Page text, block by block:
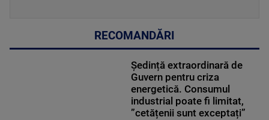
RECOMANDĂRI
Ședință extraordinară de
Guvern pentru criza
energetică. Consumul
industrial poate fi limitat,
”cetățenii sunt exceptați”